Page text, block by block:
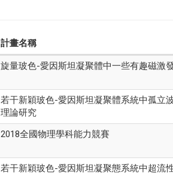
計畫名稱
旋量玻色-愛因斯坦凝聚體中一些有趣磁激
若干新穎玻色-愛因斯坦凝聚體系統中孤立
理論研究
2018全國物理學科能力競賽
若干新穎玻色-愛因斯坦凝聚態系統中超流